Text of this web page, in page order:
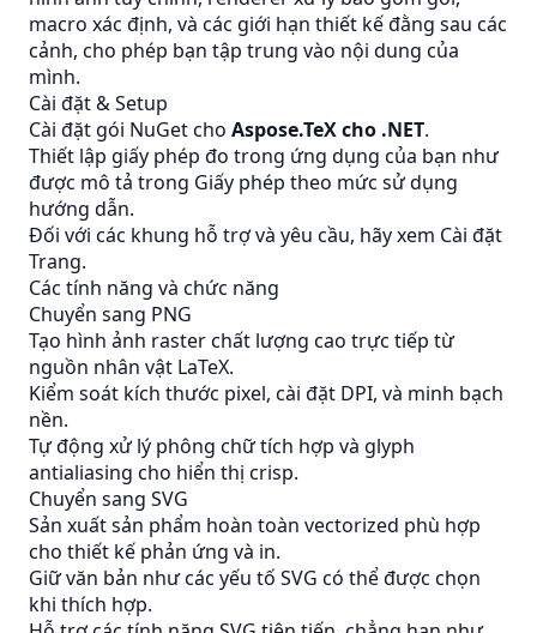
macro xác định, và các giới hạn thiết kế đằng sau các
cảnh, cho phép bạn tập trung vào nội dung của
mình.
Cài đặt & Setup
Cài đặt gói NuGet cho Aspose.TeX cho .NET.
Thiết lập giấy phép đo trong ứng dụng của bạn như
được mô tả trong Giấy phép theo mức sử dụng
hướng dẫn.
Đối với các khung hỗ trợ và yêu cầu, hãy xem Cài đặt
Trang.
Các tính năng và chức năng
Chuyển sang PNG
Tạo hình ảnh raster chất lượng cao trực tiếp từ
nguồn nhân vật LaTeX.
Kiểm soát kích thước pixel, cài đặt DPI, và minh bạch
nền.
Tự động xử lý phông chữ tích hợp và glyph
antialiasing cho hiển thị crisp.
Chuyển sang SVG
Sản xuất sản phẩm hoàn toàn vectorized phù hợp
cho thiết kế phản ứng và in.
Giữ văn bản như các yếu tố SVG có thể được chọn
khi thích hợp.